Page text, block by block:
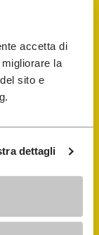
accetta di
la
sito e
dettagli